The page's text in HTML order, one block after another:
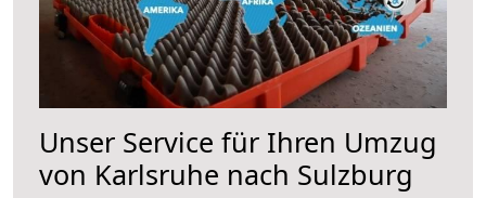
Unser Service für Ihren Umzug
von Karlsruhe nach Sulzburg